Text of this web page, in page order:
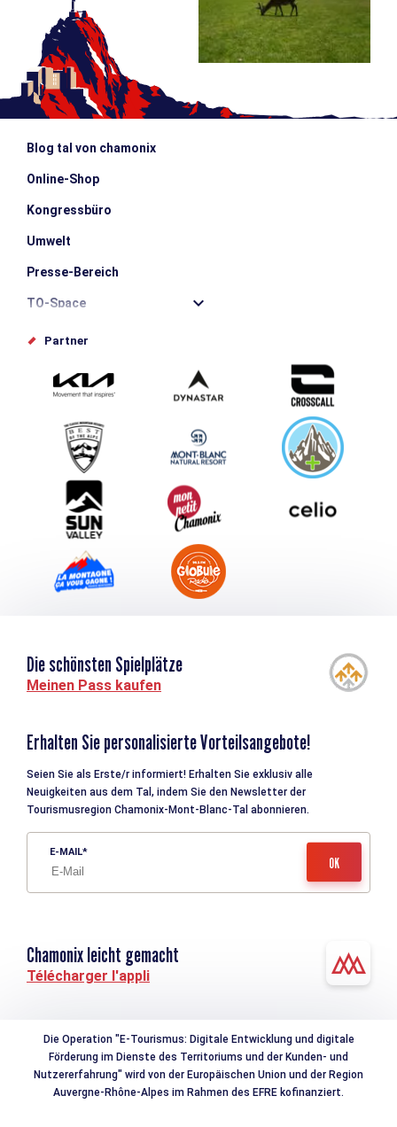
Blog tal von chamonix
Online-Shop
Kongressbüro
Umwelt
Presse-Bereich
TO-Space
Offices de tourisme
Schlagen Sie Ihr Event vor
Service groupes et séminaires
Herunterladen
Tourismus & Behinderung
Partner
Die schönsten Spielplätze
Meinen Pass kaufen
Erhalten Sie personalisierte Vorteilsangebote!
Seien Sie als Erste/r informiert! Erhalten Sie exklusiv alle
Neuigkeiten aus dem Tal, indem Sie den Newsletter der
Tourismusregion Chamonix-Mont-Blanc-Tal abonnieren.
E-MAIL
Chamonix leicht gemacht
Télécharger l'appli
Die Operation "E-Tourismus: Digitale Entwicklung und digitale
Förderung im Dienste des Territoriums und der Kunden- und
Nutzererfahrung" wird von der Europäischen Union und der Region
Auvergne-Rhône-Alpes im Rahmen des EFRE kofinanziert.